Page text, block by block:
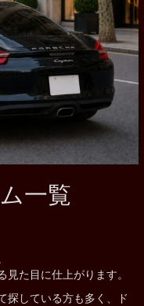
一覧
た目に仕上がります。
探している方も多く、ド